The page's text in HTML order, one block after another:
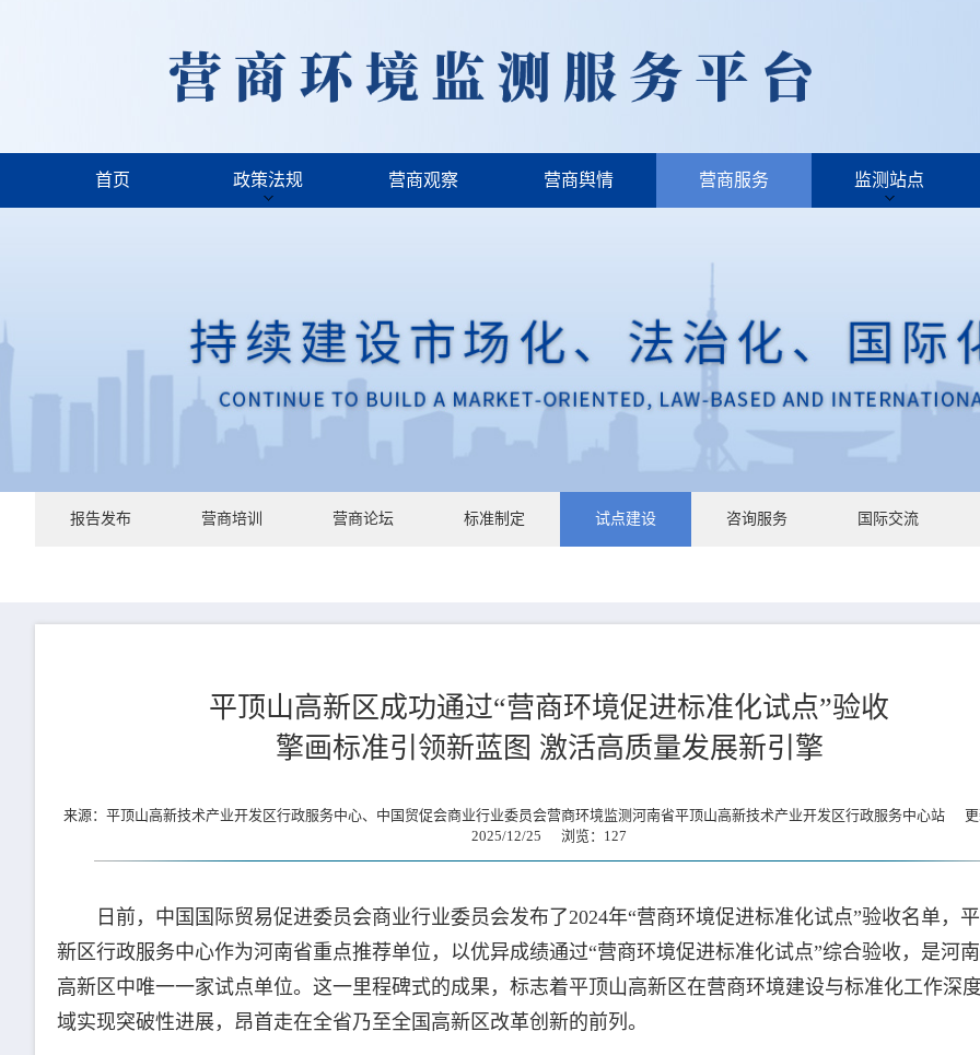
首页 政策法规 营商观察 营商舆情 营商服务 监测站点
报告发布 营商培训 营商论坛 标准制定 试点建设 咨询服务 国际交流
平顶山高新区成功通过“营商环境促进标准化试点”验收
擎画标准引领新蓝图 激活高质量发展新引擎
来源：平顶山高新技术产业开发区行政服务中心、中国贸促会商业行业委员会营商环境监测河南省平顶山高新技术产业开发区行政服务中心站
2025/12/25 浏览： 127
日前，中国国际贸易促进委员会商业行业委员会发布了2024年“营商环境促进标准化试点”验收名单，
新区行政服务中心作为河南省重点推荐单位，以优异成绩通过“营商环境促进标准化试点”综合验收，是河
高新区中唯一一家试点单位。这一里程碑式的成果，标志着平顶山高新区在营商环境建设与标准化工作深
域实现突破性进展，昂首走在全省乃至全国高新区改革创新的前列。